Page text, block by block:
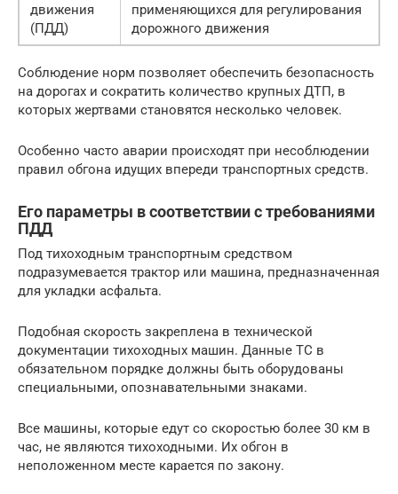
движения
(ПДД)
применяющихся для регулирования
дорожного движения
Соблюдение норм позволяет обеспечить безопасность
на дорогах и сократить количество крупных ДТП, в
которых жертвами становятся несколько человек.
Особенно часто аварии происходят при несоблюдении
правил обгона идущих впереди транспортных средств.
Его параметры в соответствии с требованиями
ПДД
Под тихоходным транспортным средством
подразумевается трактор или машина, предназначенная
для укладки асфальта.
Подобная скорость закреплена в технической
документации тихоходных машин. Данные ТС в
обязательном порядке должны быть оборудованы
специальными, опознавательными знаками.
Все машины, которые едут со скоростью более 30 км в
час, не являются тихоходными. Их обгон в
неположенном месте карается по закону.